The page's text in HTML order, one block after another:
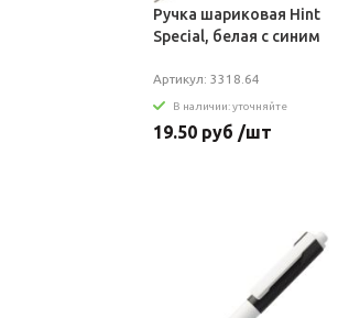
Ручка шариковая Hint
Special, белая с синим
Артикул: 3318.64
В наличии: уточняйте
19.50 руб /шт